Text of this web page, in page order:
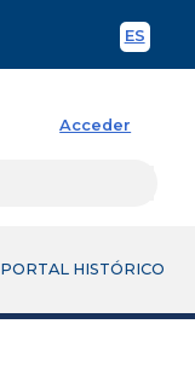
ES
Acceder
PORTAL HISTÓRICO